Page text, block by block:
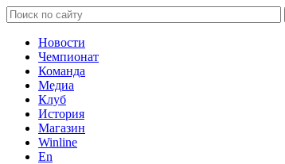
Новости
Чемпионат
Команда
Медиа
Клуб
История
Магазин
Winline
En